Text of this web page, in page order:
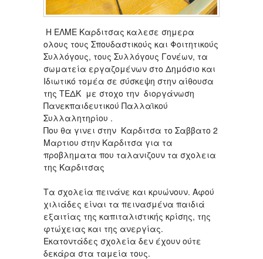
Η ΕΛΜΕ Καρδιτσας καλεσε σημερα
ολους τους Σπουδαστικούς και Φοιτητικούς
Συλλόγους, τους Συλλόγους Γονέων, τα
σωματεία εργαζομένων στο Δημόσιο και
Ιδιωτικό τομέα σε σύσκεψη στην αίθουσα
της ΤΕΔΚ με στοχο την διοργάνωση
Πανεκπαιδευτικού Παλλαϊκού
Συλλαλητηρίου .
Που θα γινει στην Καρδιτσα το Σαββατο 2
Μαρτιου στην Καρδιτσα για τα
προβληματα που ταλανιζουν τα σχολεια
της Καρδιτσας
Τα σχολεία πεινάνε και κρυώνουν. Αφού
χιλιάδες είναι τα πεινασμένα παιδιά
εξαιτίας της καπιταλιστικής κρίσης, της
φτώχειας και της ανεργίας.
Εκατοντάδες σχολεία δεν έχουν ούτε
δεκάρα στα ταμεία τους.